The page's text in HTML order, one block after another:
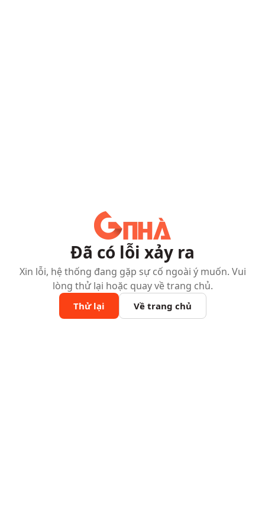
Đã có lỗi xảy ra
Xin lỗi, hệ thống đang gặp sự cố ngoài ý muốn. Vui
lòng thử lại hoặc quay về trang chủ.
Thử lại Về trang chủ